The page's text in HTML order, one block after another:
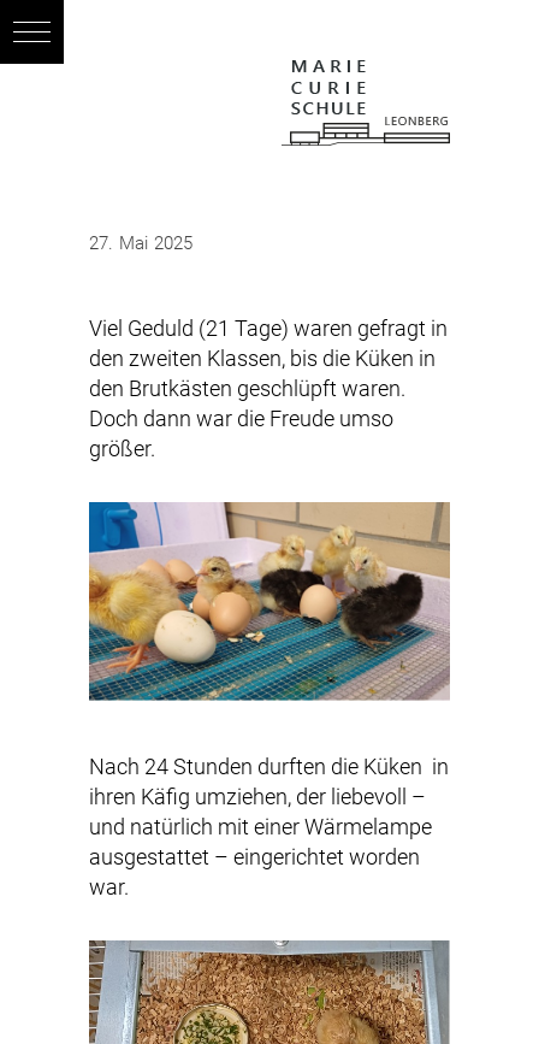
27. Mai 2025
Viel Geduld (21 Tage) waren gefragt in
den zweiten Klassen, bis die Küken in
den Brutkästen geschlüpft waren.
Doch dann war die Freude umso
größer.
Nach 24 Stunden durften die Küken in
ihren Käfig umziehen, der liebevoll –
und natürlich mit einer Wärmelampe
ausgestattet – eingerichtet worden
war.